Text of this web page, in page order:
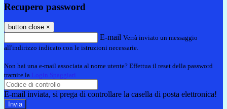
Recupero password
button close ×
E-mail Verrà inviato un messaggio
all'indirizzo indicato con le istruzioni necessarie.
Non hai una e-mail associata al nome utente? Effettua il reset della password
tramite la Login Spaggiari
E-mail inviata, si prega di controllare la casella di posta elettronica!